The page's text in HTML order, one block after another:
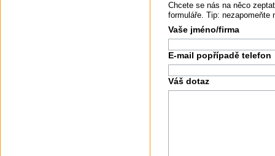
Chcete se nás na něco
formuláře. Tip:
Vaše jméno/firma
E-mail popřípadě telefon
Váš dotaz